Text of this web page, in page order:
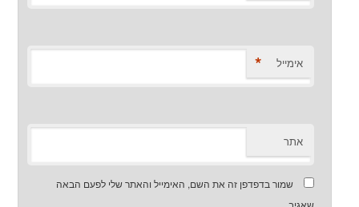
אימייל *
אתר
שמור בדפדפן זה את השם, האימייל והאתר שלי לפעם הבאה
שאגיב.